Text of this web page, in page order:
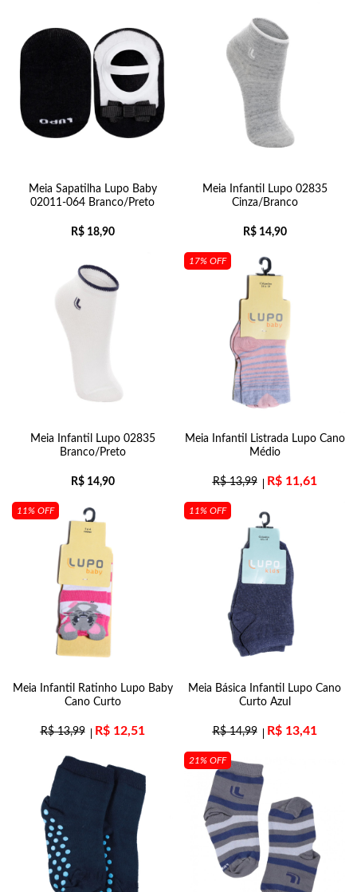
Meia Sapatilha Lupo Baby
02011-064 Branco/Preto
R$18,90
Meia Infantil Lupo 02835
Cinza/Branco
R$14,90
Meia Infantil Lupo 02835
Branco/Preto
R$14,90
17% OFF
Meia Infantil Listrada Lupo Cano
Médio
R$13,99 R$11,61
11% OFF
Meia Infantil Ratinho Lupo Baby
Cano Curto
R$13,99 R$12,51
11% OFF
Meia Básica Infantil Lupo Cano
Curto Azul
R$14,99 R$13,41
21% OFF